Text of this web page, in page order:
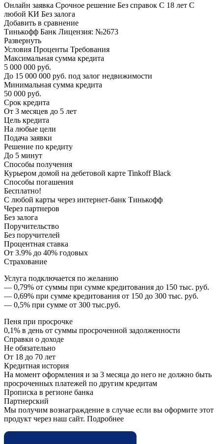
Онлайн заявка Срочное решение Без справок С 18 лет С
любой КИ Без залога
Добавить в сравнение
Тинькофф Банк Лицензия: №2673
Развернуть
Условия Проценты Требования
Максимальная сумма кредита
5 000 000 руб.
До 15 000 000 руб. под залог недвижимости
Минимальная сумма кредита
50 000 руб.
Срок кредита
От 3 месяцев до 5 лет
Цель кредита
На любые цели
Подача заявки
Решение по кредиту
До 5 минут
Способы получения
Курьером домой на дебетовой карте Tinkoff Black
Способы погашения
Бесплатно!
С любой карты через интернет-банк Тинькофф
Через партнеров
Без залога
Поручительство
Без поручителей
Процентная ставка
От 3.9% до 40% годовых
Страхование
Услуга подключается по желанию
— 0,79% от суммы при сумме кредитования до 150 тыс. руб.
— 0,69% при сумме кредитования от 150 до 300 тыс. руб.
— 0,5% при сумме от 300 тыс.руб.
Пеня при просрочке
0,1% в день от суммы просроченной задолженности
Справки о доходе
Не обязательно
От 18 до 70 лет
Кредитная история
На момент оформления и за 3 месяца до него не должно быть
просроченных платежей по другим кредитам
Прописка в регионе банка
Партнерский
Мы получим вознаграждение в случае если вы оформите этот
продукт через наш сайт. Подробнее